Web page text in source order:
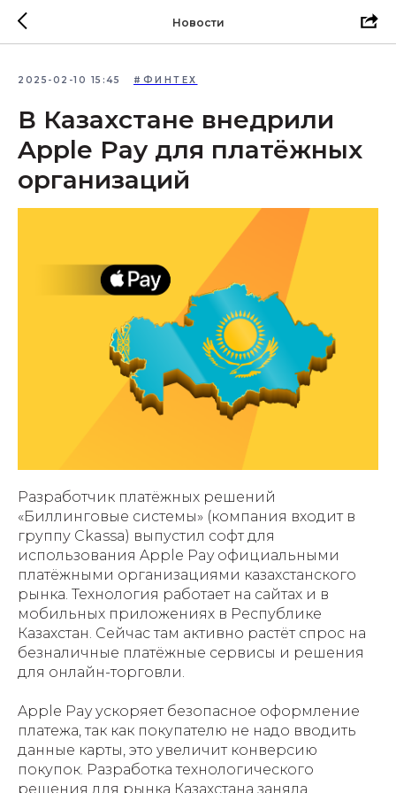
Новости
2025-02-10 15:45 #ФИНТЕХ
В Казахстане внедрили
Apple Pay для платёжных
организаций
Разработчик платёжных решений
«Биллинговые системы» (компания входит в
группу Ckassa) выпустил софт для
использования Apple Pay официальными
платёжными организациями казахстанского
рынка. Технология работает на сайтах и в
мобильных приложениях в Республике
Казахстан. Сейчас там активно растёт спрос на
безналичные платёжные сервисы и решения
для онлайн-торговли.
Apple Pay ускоряет безопасное оформление
платежа, так как покупателю не надо вводить
данные карты, это увеличит конверсию
покупок. Разработка технологического
решения для рынка Казахстана заняла